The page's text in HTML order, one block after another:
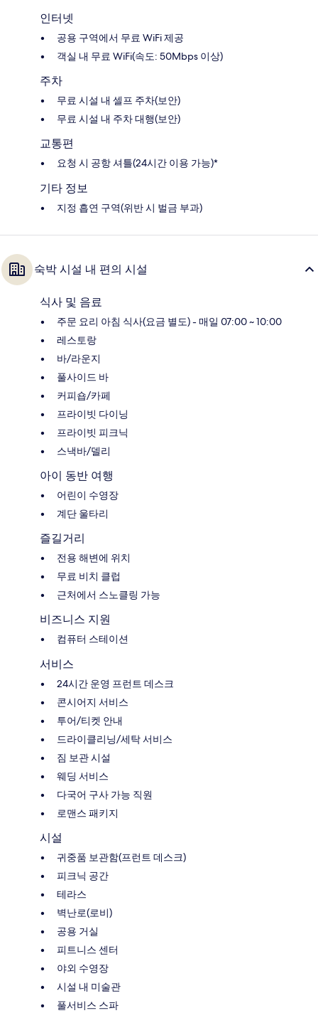
인터넷
공용 구역에서 무료 WiFi 제공
객실 내 무료 WiFi(속도: 50Mbps 이상)
주차
무료 시설 내 셀프 주차(보안)
무료 시설 내 주차 대행(보안)
교통편
요청 시 공항 셔틀(24시간 이용 가능)*
기타 정보
지정 흡연 구역(위반 시 벌금 부과)
숙박 시설 내 편의 시설
식사 및 음료
주문 요리 아침 식사(요금 별도) - 매일 07:00 ~ 10:00
레스토랑
바/라운지
풀사이드 바
커피숍/카페
프라이빗 다이닝
프라이빗 피크닉
스낵바/델리
아이 동반 여행
어린이 수영장
계단 울타리
즐길거리
전용 해변에 위치
무료 비치 클럽
근처에서 스노클링 가능
비즈니스 지원
컴퓨터 스테이션
서비스
24시간 운영 프런트 데스크
콘시어지 서비스
투어/티켓 안내
드라이클리닝/세탁 서비스
짐 보관 시설
웨딩 서비스
다국어 구사 가능 직원
로맨스 패키지
시설
귀중품 보관함(프런트 데스크)
피크닉 공간
테라스
벽난로(로비)
공용 거실
피트니스 센터
야외 수영장
시설 내 미술관
풀서비스 스파